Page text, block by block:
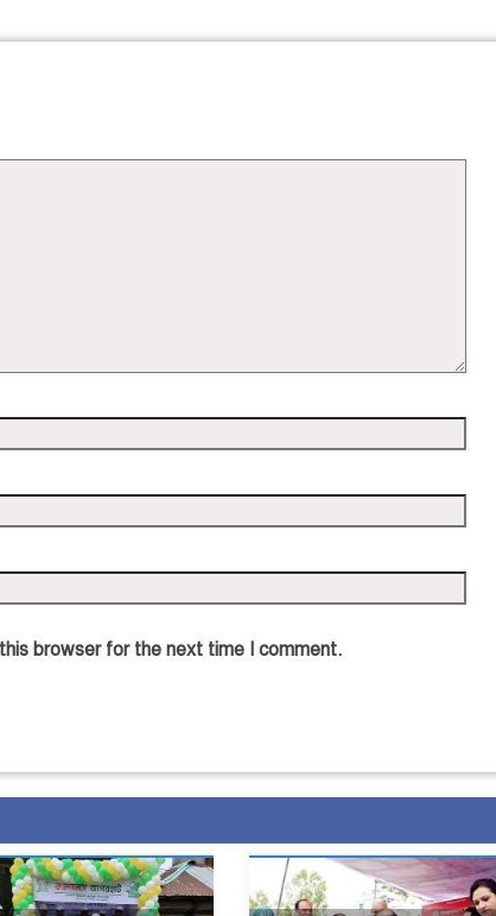
browser for the next time I comment.